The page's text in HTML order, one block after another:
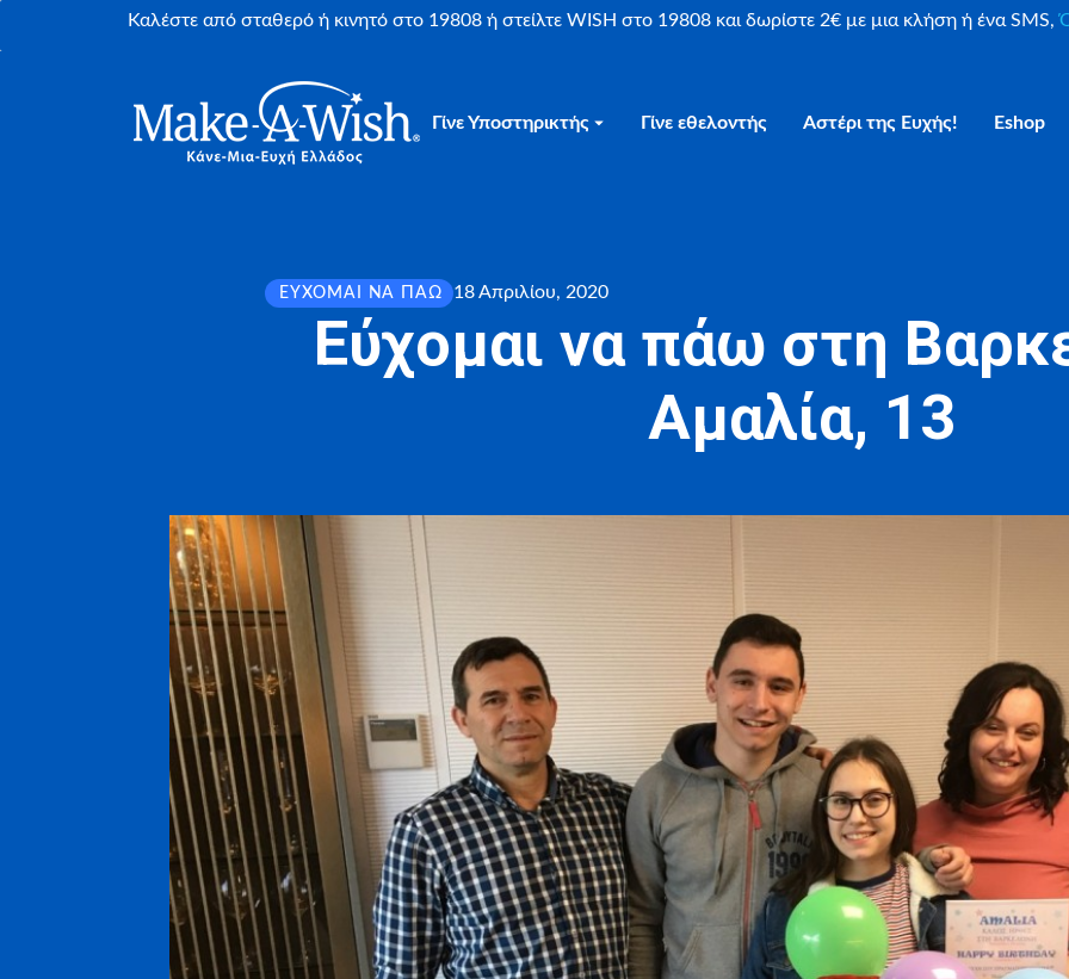
Καλέστε από σταθερό ή κινητό στο 19808 ή στείλτε WISH στο 19808 και δωρίστε 2€ με μια κλήση ή ένα SMS,
Γίνε Υποστηρικτής Γίνε εθελοντής Αστέρι της Ευχής! Eshop
ΕΎΧΟΜΑΙ ΝΑ ΠΆΩ 18 Απριλίου, 2020
Εύχομαι να πάω στη
Αμαλία, 13